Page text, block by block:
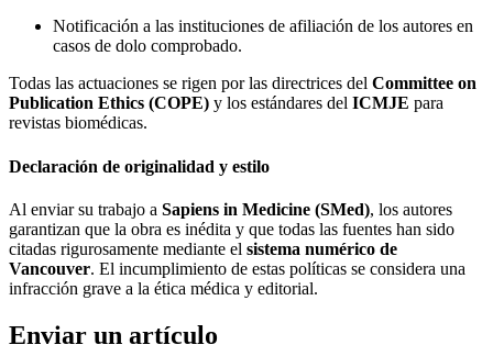
Notificación a las instituciones de afiliación de los autores en
casos de dolo comprobado.
Todas las actuaciones se rigen por las directrices del Committee on
Publication Ethics (COPE) y los estándares del ICMJE para
revistas biomédicas.
Declaración de originalidad y estilo
Al enviar su trabajo a Sapiens in Medicine (SMed), los autores
garantizan que la obra es inédita y que todas las fuentes han sido
citadas rigurosamente mediante el sistema numérico de
Vancouver. El incumplimiento de estas políticas se considera una
infracción grave a la ética médica y editorial.
Enviar un artículo